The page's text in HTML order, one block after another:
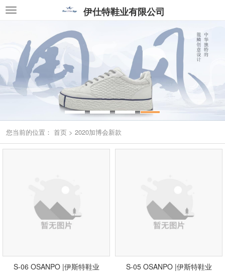
伊仕特鞋业有限公司
您当前的位置： 首页 > 2020加博会新款
S-06 OSANPO |伊斯特鞋业 S-05 OSANPO |伊斯特鞋业